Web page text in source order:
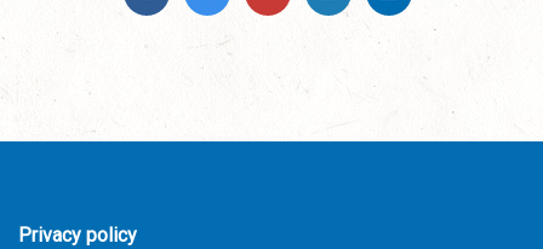
Privacy policy